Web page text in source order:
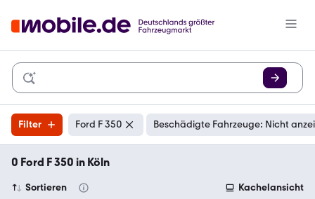
Filter Ford F 350 Beschädigte Fahrzeuge: Nicht
0 Ford F 350 in Köln
Sortieren Kachelansicht